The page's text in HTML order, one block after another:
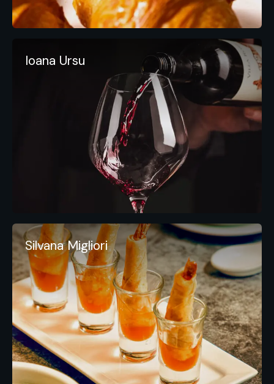
Ioana Ursu
Silvana Migliori